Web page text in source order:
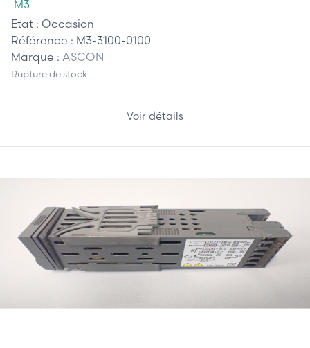
M3
Etat : Occasion
Référence : M3-3100-0100
Marque : ASCON
Rupture de stock
Voir détails